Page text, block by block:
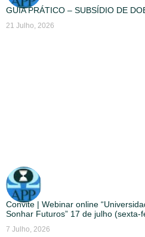
GUIA PRÁTICO – SUBSÍDIO DE
21 Julho, 2026
Convite | Webinar online
Sonhar Futuros” 17 de julho (sexta-
7 Julho, 2026